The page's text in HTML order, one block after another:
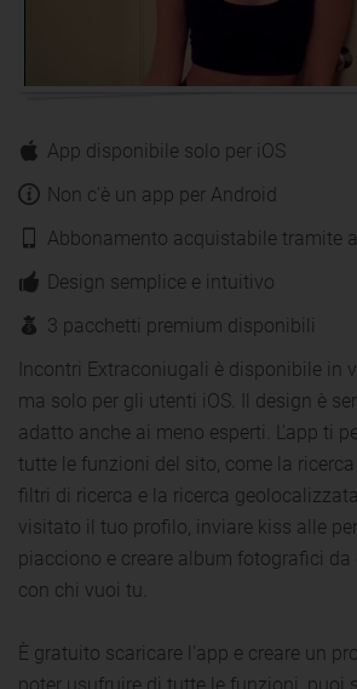
App disponibile solo per iOS
Non c'è un app per Android
Abbonamento acquistabile tramite
Design semplice e intuitivo
3 pacchetti premium disponibili
Incontri Extraconiugali è disponibile in
ma solo per gli utenti iOS. Il design è
adatto anche ai meno esperti. L'app ti
tutte le funzioni del sito, come la
filtri di ricerca e la ricerca
visitato il tuo profilo, inviare kiss alle
piacciono e creare album fotografici da
con chi vuoi tu.
È gratuito scaricare l'app e creare un